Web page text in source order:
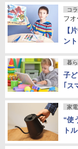
コ
フオ
【
ン
暮
子
｢
家
“使
ト